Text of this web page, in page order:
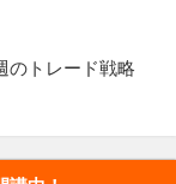
のトレード戦略